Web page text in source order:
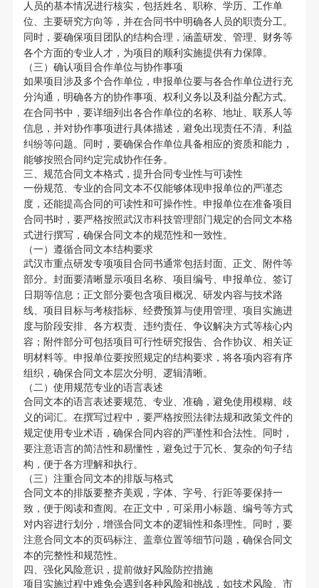
人员的基本情况进行核实，包括姓名、职称、学历、工作单
位、主要研究方向等，并在合同书中明确各人员的职责分工。
同时，要确保项目团队的结构合理，涵盖研发、管理、财务等
各个方面的专业人才，为项目的顺利实施提供有力保障。
（三）确认项目合作单位与协作事项
如果项目涉及多个合作单位，申报单位要与各合作单位进行充
分沟通，明确各方的协作事项、权利义务以及利益分配方式。
在合同书中，要详细列出各合作单位的名称、地址、联系人等
信息，并对协作事项进行具体描述，避免出现责任不清、利益
纠纷等问题。同时，要确保合作单位具备相应的资质和能力，
能够按照合同约定完成协作任务。
三、规范合同文本格式，提升合同专业性与可读性
一份规范、专业的合同文本不仅能够体现申报单位的严谨态
度，还能提高合同的可读性和可操作性。申报单位在准备项目
合同书时，要严格按照武汉市科技管理部门规定的合同文本格
式进行撰写，确保合同文本的规范性和一致性。
（一）遵循合同文本结构要求
武汉市重点研发专项项目合同书通常包括封面、正文、附件等
部分。封面要清晰显示项目名称、项目编号、申报单位、签订
日期等信息；正文部分要包含项目概况、研发内容与技术路
线、项目目标与考核指标、经费预算与使用管理、项目实施进
度与阶段安排、各方权责、违约责任、争议解决方式等核心内
容；附件部分可包括项目可行性研究报告、合作协议、相关证
明材料等。申报单位要按照规定的结构要求，将各项内容有序
组织，确保合同文本层次分明、逻辑清晰。
（二）使用规范专业的语言表述
合同文本的语言表述要规范、专业、准确，避免使用模糊、歧
义的词汇。在撰写过程中，要严格按照法律法规和政策文件的
规定使用专业术语，确保合同内容的严谨性和合法性。同时，
要注意语言的简洁性和易懂性，避免过于冗长、复杂的句子结
构，便于各方理解和执行。
（三）注重合同文本的排版与格式
合同文本的排版要整齐美观，字体、字号、行距等要保持一
致，便于阅读和查阅。在正文中，可采用小标题、编号等方式
对内容进行划分，增强合同文本的逻辑性和条理性。同时，要
注意合同文本的页码标注、盖章位置等细节问题，确保合同文
本的完整性和规范性。
四、强化风险意识，提前做好风险防控措施
项目实施过程中难免会遇到各种风险和挑战，如技术风险、市